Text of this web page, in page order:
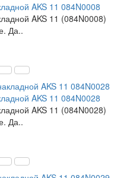
AKS 11 084N0008
AKS 11 (084N0008)
Да..
AKS 11 084N0028
AKS 11 (084N0028)
Да..